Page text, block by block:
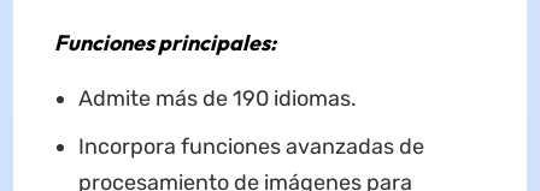
Funciones principales:
Admite más de 190 idiomas.
Incorpora funciones avanzadas de
procesamiento de imágenes para